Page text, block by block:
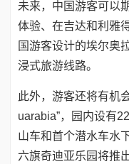
未来，中国游客可以
体验、在吉达和利雅
国游客设计的埃尔奥
浸式旅游线路。
此外，游客还将有机
uarabia”，园内设有
山车和首个潜水车水
六旗奇迪亚乐园将推